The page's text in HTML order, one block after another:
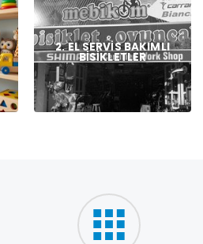
2. EL SERVIS BAKIMLI
BISIKLETLER